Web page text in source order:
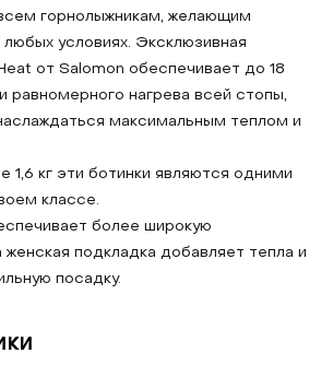
горнолыжникам, желающим
любых условиях. Эксклюзивная
от Salomon обеспечивает до 18
равномерного нагрева всей стопы,
максимальным теплом и
1,6 кг эти ботинки являются одними
классе.
более широкую
подкладка добавляет тепла и
посадку.